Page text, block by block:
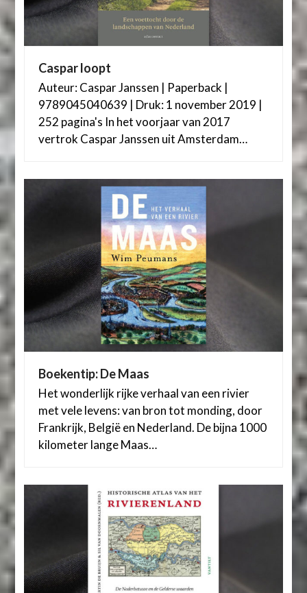
Caspar loopt
Auteur: Caspar Janssen | Paperback |
9789045040639 | Druk: 1 november 2019 |
252 pagina's In het voorjaar van 2017
vertrok Caspar Janssen uit Amsterdam…
Boekentip: De Maas
Het wonderlijk rijke verhaal van een rivier
met vele levens: van bron tot monding, door
Frankrijk, België en Nederland. De bijna 1000
kilometer lange Maas…